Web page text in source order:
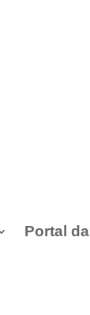
Portal